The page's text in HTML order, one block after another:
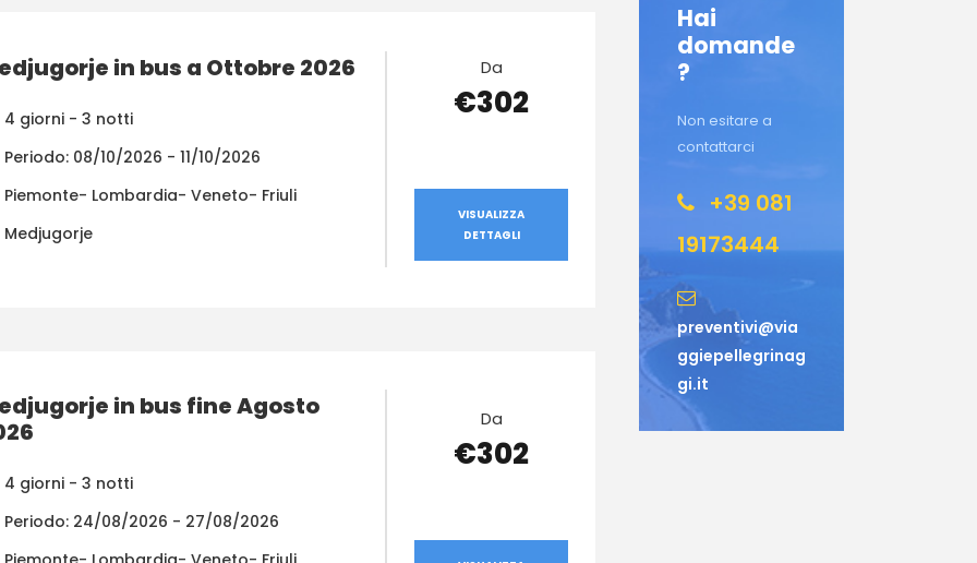
in bus a Ottobre 2026
4 giorni - 3 notti
Periodo: 08/10/2026 - 11/10/2026
Piemonte- Lombardia- Veneto- Friuli
Medjugorje
Da
€302
VISUALIZZA
DETTAGLI
in bus fine Agosto
4 giorni - 3 notti
Periodo: 24/08/2026 - 27/08/2026
Da
€302
Hai
domande
?
Non esitare a
contattarci
+39 081
19173444
preventivi@via
ggiepellegrinag
gi.it